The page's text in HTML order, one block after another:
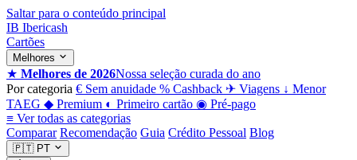
Saltar para o conteúdo principal
IB Ibericash
Cartões
Melhores
★ Melhores de 2026Nossa seleção curada do ano
Por categoria € Sem anuidade % Cashback ✈ Viagens ↓ Menor
TAEG ◆ Premium ◐ Primeiro cartão ◉ Pré-pago
≡ Ver todas as categorias
Comparar Recomendação Guia Crédito Pessoal Blog
🇵🇹 PT